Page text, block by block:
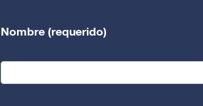
Nombre (requerido)